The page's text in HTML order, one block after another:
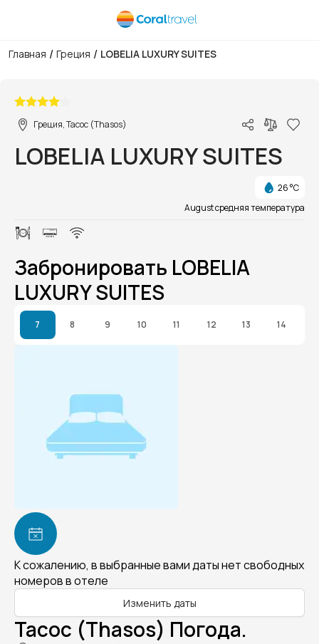
Главная / Греция / LOBELIA LUXURY SUITES
Греция, Тасос (Thasos)
LOBELIA LUXURY SUITES
26 °C
August средняя температура
Забронировать LOBELIA
LUXURY SUITES
7 8 9 10 11 12 13 14
К сожалению, в выбранные вами даты нет свободных
номеров в отеле
Изменить даты
Тасос (Thasos) Погода.